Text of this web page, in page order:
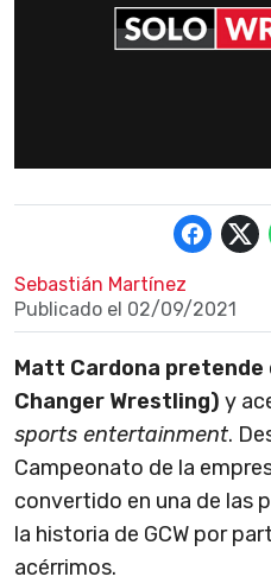
Sebastián Martínez
Publicado el 02/09/2021
Matt Cardona pretende
Changer Wrestling) y
sports entertainment.
Campeonato de la
convertido en una de las
la historia de GCW por
acérrimos.